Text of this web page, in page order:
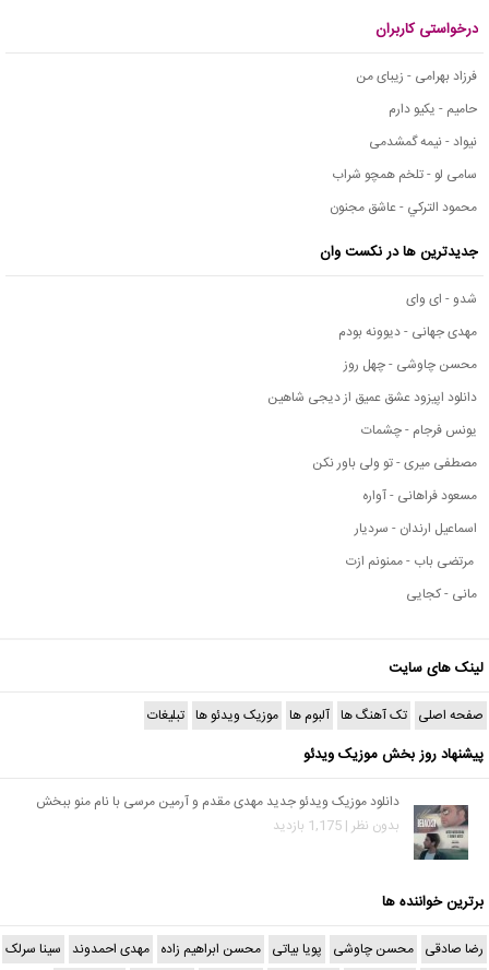
درخواستی کاربران
فرزاد بهرامی - زیبای من
حامیم - یکیو دارم
نیواد - نیمه گمشدمی
سامی لو - تلخم همچو شراب
محمود التركي - عاشق مجنون
جدیدترین ها در نکست وان
شدو - ای وای
مهدی جهانی - دیوونه بودم
محسن چاوشی - چهل روز
دانلود اپیزود عشق عمیق از دیجی شاهین
یونس فرجام - چشمات
مصطفی میری - تو ولی باور نکن
مسعود فراهانی - آواره
اسماعیل ارندان - سردیار
مرتضی باب - ممنونم ازت
مانی - کجایی
لینک های سایت
صفحه اصلی تک آهنگ ها آلبوم ها موزیک ویدئو ها تبلیغات
پیشنهاد روز بخش موزیک ویدئو
دانلود موزیک ویدئو جدید مهدی مقدم و آرمین مرسی با نام منو ببخش
بدون نظر | 1,175 بازدید
برترین خواننده ها
رضا صادقی محسن چاوشی پویا بیاتی محسن ابراهیم زاده مهدی احمدوند سینا سرلک